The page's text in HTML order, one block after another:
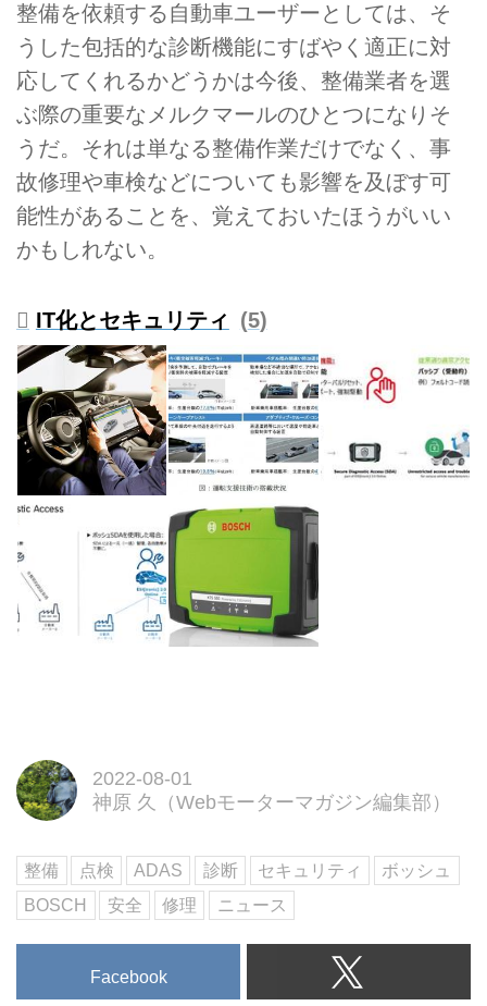
整備を依頼する自動車ユーザーとしては、そ
うした包括的な診断機能にすばやく適正に対
応してくれるかどうかは今後、整備業者を選
ぶ際の重要なメルクマールのひとつになりそ
うだ。それは単なる整備作業だけでなく、事
故修理や車検などについても影響を及ぼす可
能性があることを、覚えておいたほうがいい
かもしれない。
IT化とセキュリティ 5
2022-08-01
神原 久（Webモーターマガジン編集部）
整備 点検 ADAS 診断 セキュリティ
ボッシュ
BOSCH
安全 修理 ニュース
Facebook